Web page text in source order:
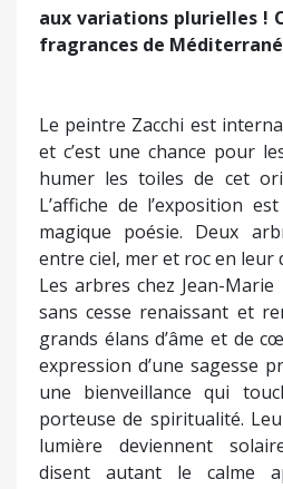
porteuse de spiritualité.
lumière deviennent
Ils parlent ces arbres. Ils
lointains. Ils sont récitants
aussi vieilles que le
espace-temps entre la
mère.
Autre sujet récurrent chez
qui jouent verticalité et
réussissant à
mystérieuses jaillissant
impassibles ou devisant
Les œuvres de Zacchi
adresser des clins d’œil à